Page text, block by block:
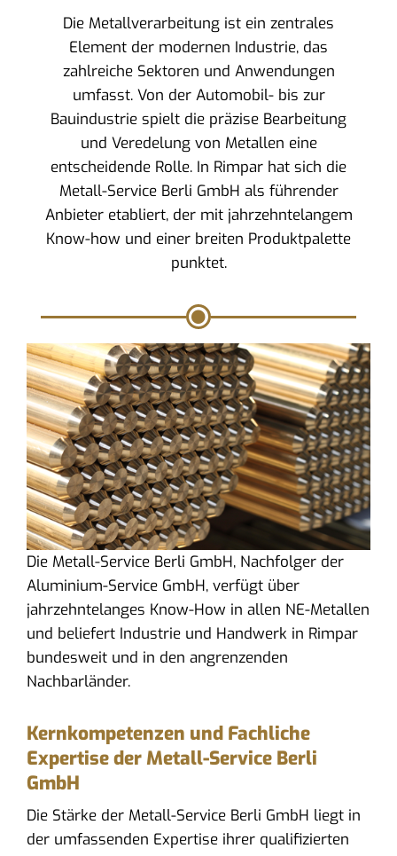
Die Metallverarbeitung ist ein zentrales
Element der modernen Industrie, das
zahlreiche Sektoren und Anwendungen
umfasst. Von der Automobil- bis zur
Bauindustrie spielt die präzise Bearbeitung
und Veredelung von Metallen eine
entscheidende Rolle. In Rimpar hat sich die
Metall-Service Berli GmbH als führender
Anbieter etabliert, der mit jahrzehntelangem
Know-how und einer breiten Produktpalette
punktet.
Die Metall-Service Berli GmbH, Nachfolger der
Aluminium-Service GmbH, verfügt über
jahrzehntelanges Know-How in allen NE-Metallen
und beliefert Industrie und Handwerk in Rimpar
bundesweit und in den angrenzenden
Nachbarländer.
Kernkompetenzen und Fachliche
Expertise der Metall-Service Berli
GmbH
Die Stärke der Metall-Service Berli GmbH liegt in
der umfassenden Expertise ihrer qualifizierten